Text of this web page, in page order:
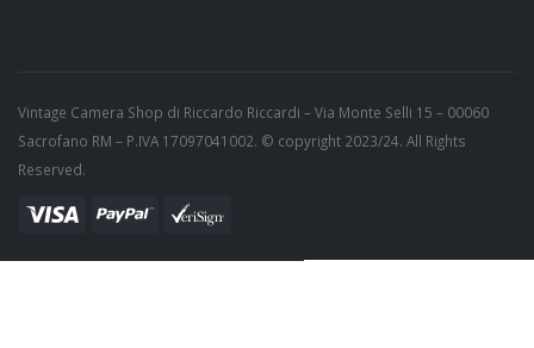
Vintage Camera Shop di Riccardo Riccardi – Via Monte Selli 15 – 00060
Sacrofano RM – P.IVA 17097041002. © copyright 2023/24. All Rights
Reserved.